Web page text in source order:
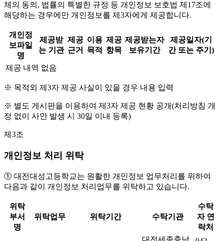
체의 동의, 법률의 특별한 규정 등 개인정보 보호법 제17조에
해당하는 경우에만 개인정보를 제3자에게 제공합니다.
개인정
보파일
명
제공받
는 기관
제공
근거
이용
목적
제공
항목
제공받는자
보유기간
제공일자(기
간 또는 주기)
제공 내역 없음
※ 목적외 제3자 제공 사실이 있을 경우 내용 입력
※ 별도 게시판을 이용하여 제3자 제공 현황 공개(처리방침 개
정 없이 사안 발생 시 30일 이내 등록)
제3조
개인정보 처리 위탁
① 대전대성고등학교는 원활한 개인정보 업무처리를 위하여
다음과 같이 개인정보 처리업무를 위탁하고 있습니다.
위탁
부서
명
위탁업무 위탁기간 수탁기관
수탁
자 연
락처
대전세종충남